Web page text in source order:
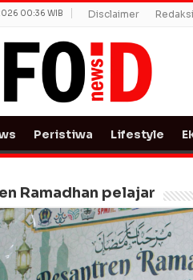
00:36 WIB Disclaimer Redaksi
Peristiwa Lifestyle
Ramadhan pelajar